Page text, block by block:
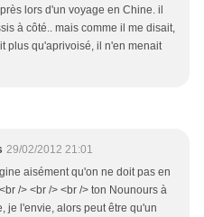
lors d'un voyage en Chine. il
à côté.. mais comme il me disait,
plus qu'aprivoisé, il n'en menait
29/02/2012 21:01
aisément qu'on ne doit pas en
/> <br /> <br /> ton Nounours à
je l'envie, alors peut être qu'un